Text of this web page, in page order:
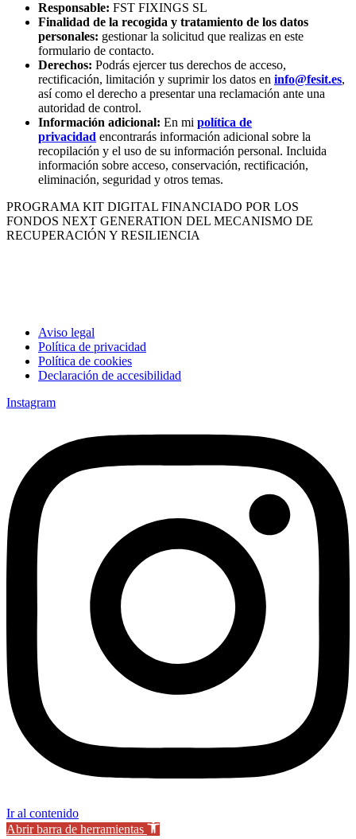
Responsable: FST FIXINGS SL
Finalidad de la recogida y tratamiento de los datos
personales: gestionar la solicitud que realizas en este
formulario de contacto.
Derechos: Podrás ejercer tus derechos de acceso,
rectificación, limitación y suprimir los datos en info@fesit.es,
así como el derecho a presentar una reclamación ante una
autoridad de control.
Información adicional: En mi política de
privacidad encontrarás información adicional sobre la
recopilación y el uso de su información personal. Incluida
información sobre acceso, conservación, rectificación,
eliminación, seguridad y otros temas.
PROGRAMA KIT DIGITAL FINANCIADO POR LOS
FONDOS NEXT GENERATION DEL MECANISMO DE
RECUPERACIÓN Y RESILIENCIA
Aviso legal
Política de privacidad
Política de cookies
Declaración de accesibilidad
Instagram
Ir al contenido
Abrir barra de herramientas